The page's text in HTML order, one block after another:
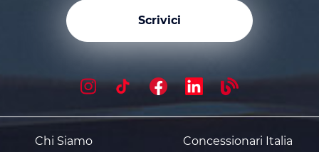
Scrivici
Chi Siamo
Concessionari Italia